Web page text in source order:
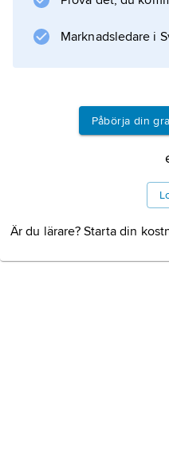
Marknadsledare i
Påbörja din
Är du lärare? Starta din